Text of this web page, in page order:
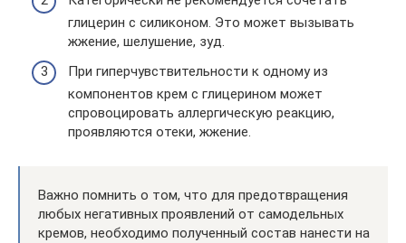
глицерин с силиконом. Это может вызывать
жжение, шелушение, зуд.
При гиперчувствительности к одному из
компонентов крем с глицерином может
спровоцировать аллергическую реакцию,
проявляются отеки, жжение.
Важно помнить о том, что для предотвращения
любых негативных проявлений от самодельных
кремов, необходимо полученный состав нанести на